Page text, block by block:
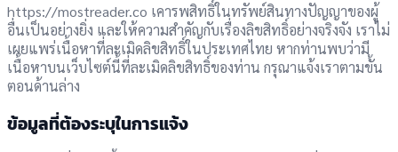
https://mostreader.co เคารพสิทธิ์ในทรัพย์สินทางปัญญาของผู้
อื่นเป็นอย่างยิ่ง และให้ความสำคัญกับเรื่องลิขสิทธิ์อย่างจริงจัง เราไม่
เผยแพร่เนื้อหาที่ละเมิดลิขสิทธิ์ในประเทศไทย หากท่านพบว่ามี
เนื้อหาบนเว็บไซต์นี้ที่ละเมิดลิขสิทธิ์ของท่าน กรุณาแจ้งเราตามขั้น
ตอนด้านล่าง
ข้อมูลที่ต้องระบุในการแจ้ง